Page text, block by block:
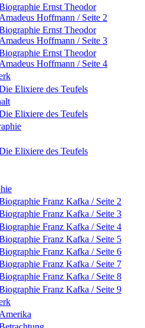
Ernst Theodor
Amadeus Hoffmann / Seite 2
Ernst Theodor
Amadeus Hoffmann / Seite 3
Ernst Theodor
Amadeus Hoffmann / Seite 4
Elixiere des Teufels
Elixiere des Teufels
Elixiere des Teufels
Franz Kafka / Seite 2
Franz Kafka / Seite 3
Franz Kafka / Seite 4
Franz Kafka / Seite 5
Franz Kafka / Seite 6
Franz Kafka / Seite 7
Franz Kafka / Seite 8
Franz Kafka / Seite 9
Amerika